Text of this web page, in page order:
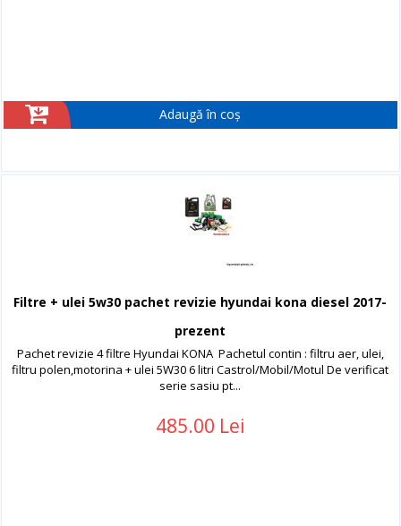
Adaugă în coș
Filtre + ulei 5w30 pachet revizie hyundai kona diesel 2017-
prezent
Pachet revizie 4 filtre Hyundai KONA Pachetul contin : filtru aer, ulei,
filtru polen,motorina + ulei 5W30 6 litri Castrol/Mobil/Motul De verificat
serie sasiu pt...
485.00 Lei